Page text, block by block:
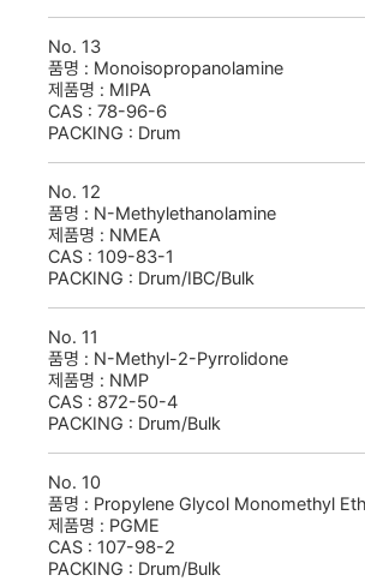
No. 13
품명 : Monoisopropanolamine
제품명 : MIPA
CAS : 78-96-6
PACKING : Drum
No. 12
품명 : N-Methylethanolamine
제품명 : NMEA
CAS : 109-83-1
PACKING : Drum/IBC/Bulk
No. 11
품명 : N-Methyl-2-Pyrrolidone
제품명 : NMP
CAS : 872-50-4
PACKING : Drum/Bulk
No. 10
품명 : Propylene Glycol Monomethyl
제품명 : PGME
CAS : 107-98-2
PACKING : Drum/Bulk